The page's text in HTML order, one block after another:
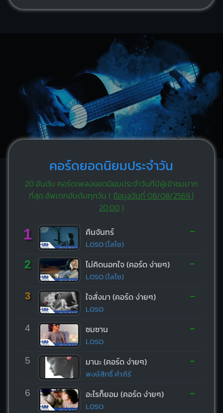
คอร์ดยอดนิยมประจำวัน
20 อันดับ คอร์ดเพลงยอดนิยมประจำวันที่มีผู้เข้าชมมาก
ที่สุด อัพเดทอันดับทุกวัน ( ข้อมูลวันที่ 08/08/2569 |
20:00)
1 คืนจันทร์
LOSO (โลโซ)
-
2 ไม่คิดนอกใจ (คอร์ด ง่ายๆ)
LOSO (โลโซ)
-
3 ใจสั่งมา (คอร์ด ง่ายๆ)
LOSO
-
4 ซมซาน
LOSO
-
5 มานะ (คอร์ด ง่ายๆ)
พงษ์สิทธิ์ คำภีร์
-
6 อะไรก็ยอม (คอร์ด ง่ายๆ)
LOSO
-